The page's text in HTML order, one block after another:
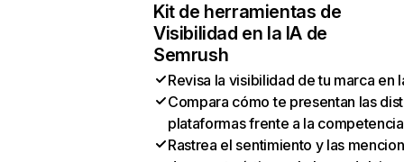
Kit de herramientas de
Visibilidad en la IA de
Semrush
Revisa la visibilidad de tu marca en
Compara cómo te presentan las
plataformas frente a la competencia
Rastrea el sentimiento y las